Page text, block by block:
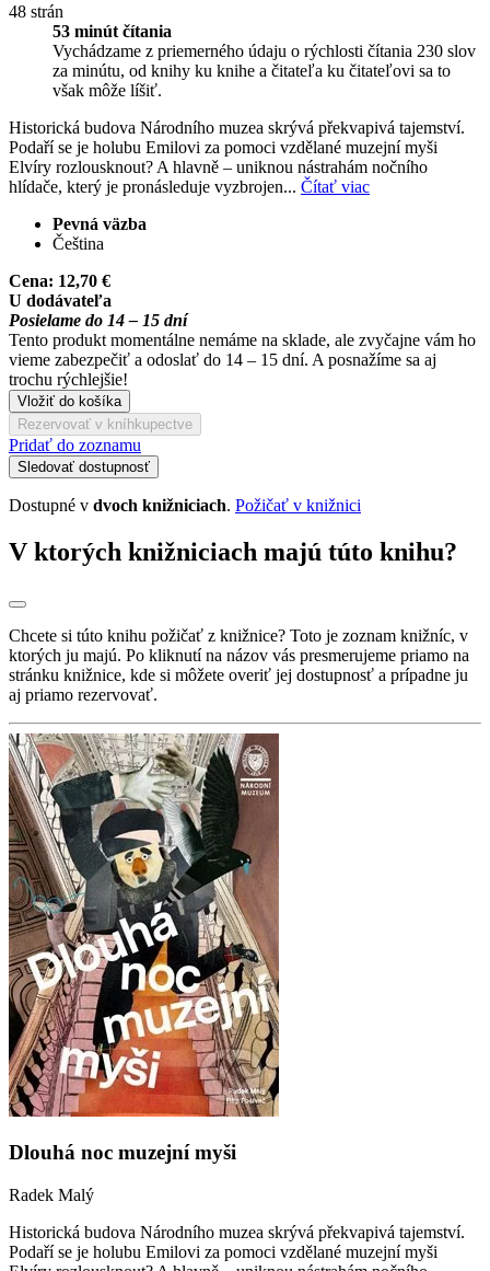
48 strán
53 minút čítania
Vychádzame z priemerného údaju o rýchlosti čítania 230 slov
za minútu, od knihy ku knihe a čitateľa ku čitateľovi sa to
však môže líšiť.
Historická budova Národního muzea skrývá překvapivá tajemství.
Podaří se je holubu Emilovi za pomoci vzdělané muzejní myši
Elvíry rozlousknout? A hlavně – uniknou nástrahám nočního
hlídače, který je pronásleduje vyzbrojen... Čítať viac
Pevná väzba
Čeština
Cena: 12,70 €
U dodávateľa
Posielame do 14 – 15 dní
Tento produkt momentálne nemáme na sklade, ale zvyčajne vám ho
vieme zabezpečiť a odoslať do 14 – 15 dní. A posnažíme sa aj
trochu rýchlejšie!
Vložiť do košíka
Rezervovať v kníhkupectve
Pridať do zoznamu
Sledovať dostupnosť
Dostupné v dvoch knižniciach. Požičať v knižnici
V ktorých knižniciach majú túto knihu?
Chcete si túto knihu požičať z knižnice? Toto je zoznam knižníc, v
ktorých ju majú. Po kliknutí na názov vás presmerujeme priamo na
stránku knižnice, kde si môžete overiť jej dostupnosť a prípadne ju
aj priamo rezervovať.
Dlouhá noc muzejní myši
Radek Malý
Historická budova Národního muzea skrývá překvapivá tajemství.
Podaří se je holubu Emilovi za pomoci vzdělané muzejní myši